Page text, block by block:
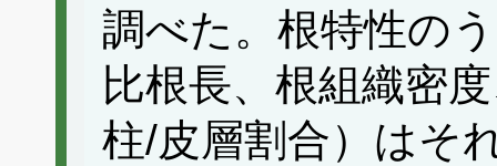
調べた。根特性の
比根長、根組織密
柱/皮層割合）はそ